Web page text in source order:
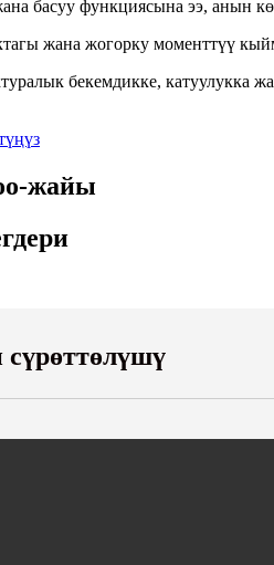
басуу функциясына ээ, анын
жана жогорку моменттүү
бекемдикке, катуулукка
жайы